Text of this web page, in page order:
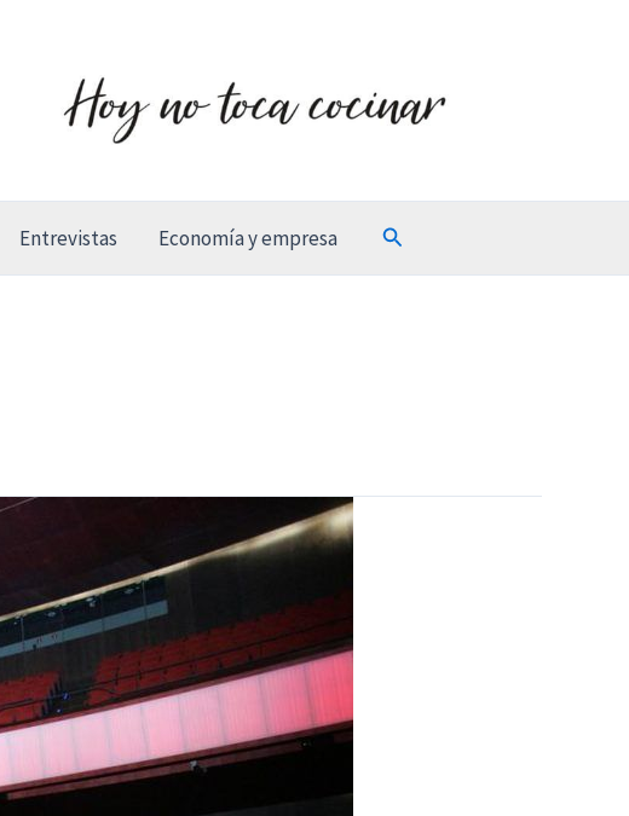
Entrevistas Economía y empresa Buscar